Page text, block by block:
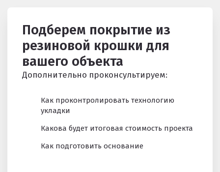
Подберем покрытие из
резиновой крошки для
вашего объекта
Дополнительно проконсультируем:
Как проконтролировать технологию
укладки
Какова будет итоговая стоимость проекта
Как подготовить основание